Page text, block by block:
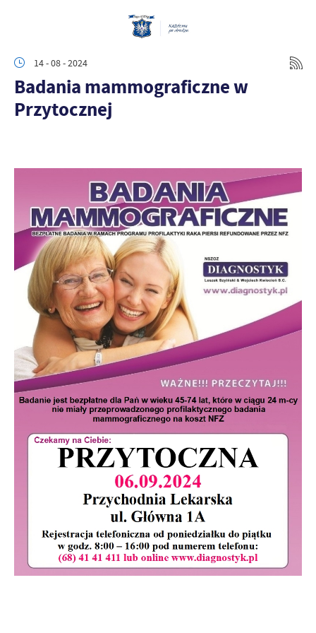
14 - 08 - 2024
Badania mammograficzne w
Przytocznej